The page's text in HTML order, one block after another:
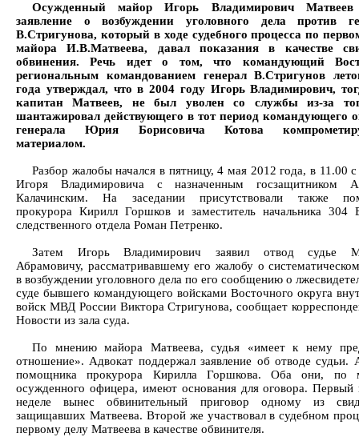
Осужденный майор Игорь Владимирович Матвеев
заявление о возбуждении уголовного дела против
В.Стригунова, который в ходе судебного процесса по
майора И.В.Матвеева, давал показания в качестве
обвинения. Речь идет о том, что командующий
региональным командованием генерал В.Стригунов
года утверждал, что в 2004 году Игорь Владимирович,
капитан Матвеев, не был уволен со службы из-за
шантажировал действующего в тот период командующего
генерала Юрия Борисовича Котова
материалом.
Разбор жалобы начался в пятницу, 4 мая 2012 года, в 11.00
Игоря Владимировича с назначенным госзащитником
Калачинским. На заседании присутствовали также
прокурора Кирилл Горшков и заместитель начальника 304
следственного отдела Роман Петренко.
Затем Игорь Владимирович заявил отвод судье
Абрамовичу, рассматривавшему его жалобу о
в возбуждении уголовного дела по его сообщению о
суде бывшего командующего войсками Восточного округа
войск МВД России Виктора Стригунова, сообщает
Новости из зала суда.
По мнению майора Матвеева, судья «имеет к нему
отношение». Адвокат поддержал заявление об отводе судьи.
помощника прокурора Кирилла Горшкова. Оба они, по
осужденного офицера, имеют основания для оговора. Первый
неделе вынес обвинительный приговор одному из
защищавших Матвеева. Второй же участвовал в судебном
первому делу Матвеева в качестве обвинителя.